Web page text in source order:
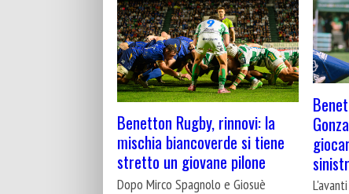
Benetton Rugby, rinnovi: la
mischia biancoverde si tiene
stretto un giovane pilone
Dopo Mirco Spagnolo e Giosuè